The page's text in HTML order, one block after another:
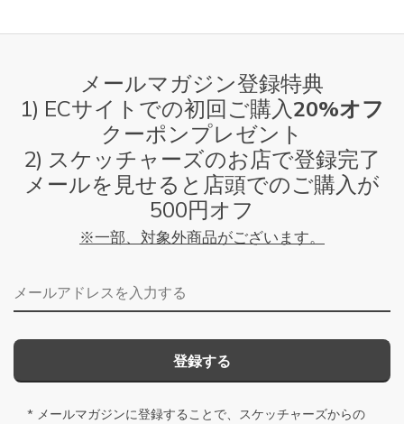
メールマガジン登録特典
1) ECサイトでの初回ご購入20%オフ
クーポンプレゼント
2) スケッチャーズのお店で登録完了
メールを見せると店頭でのご購入が
500円オフ
※一部、対象外商品がございます。
メールアドレス
登録する
* メールマガジンに登録することで、スケッチャーズからの